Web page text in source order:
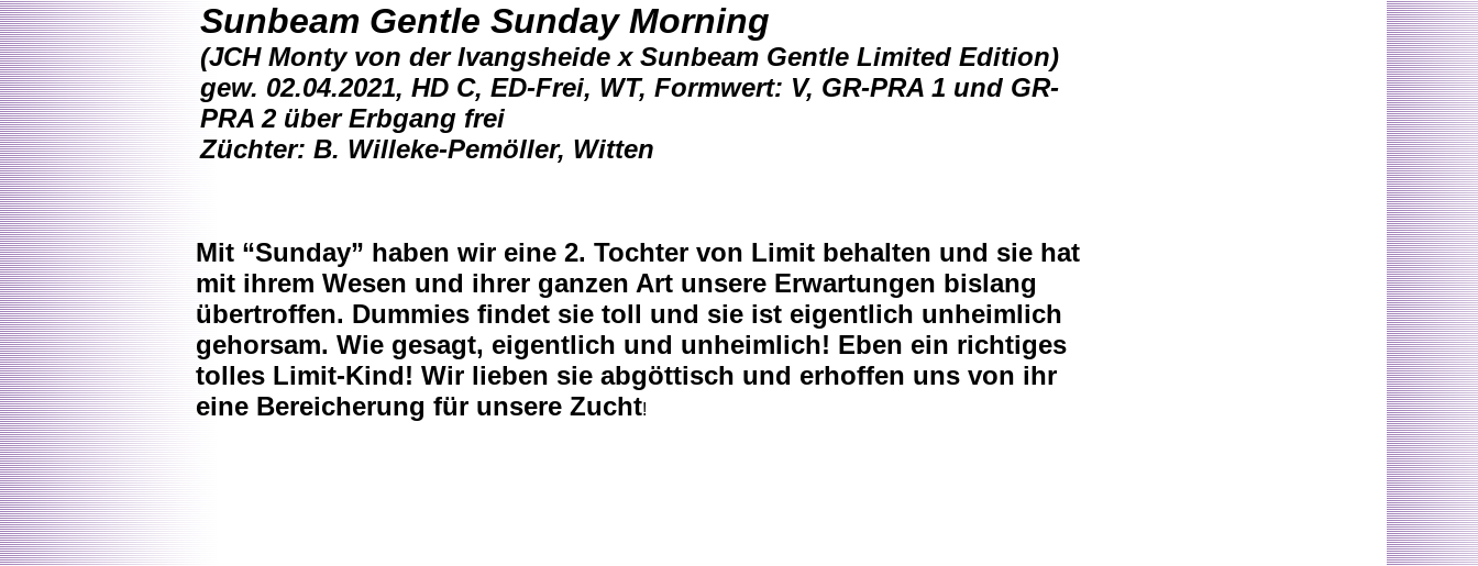
Sunbeam Gentle Sunday Morning
(JCH Monty von der Ivangsheide x Sunbeam Gentle Limited Edition)
gew. 02.04.2021, HD C, ED-Frei, WT, Formwert: V, GR-PRA 1 und GR-
PRA 2 über Erbgang frei
Züchter: B. Willeke-Pemöller, Witten
Mit “Sunday” haben wir eine 2. Tochter von Limit behalten und sie hat
mit ihrem Wesen und ihrer ganzen Art unsere Erwartungen bislang
übertroffen. Dummies findet sie toll und sie ist eigentlich unheimlich
gehorsam. Wie gesagt, eigentlich und unheimlich! Eben ein richtiges
tolles Limit-Kind! Wir lieben sie abgöttisch und erhoffen uns von ihr
eine Bereicherung für unsere Zucht!